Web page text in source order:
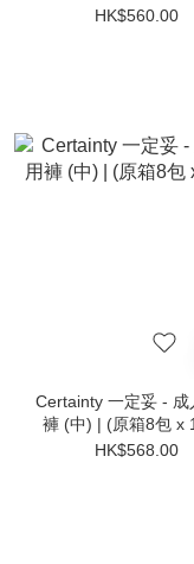
| (原箱4包 x 12片)
HK$560.00
Certainty 一定妥 - 成
褲 (中) | (原箱8包 x
HK$568.00